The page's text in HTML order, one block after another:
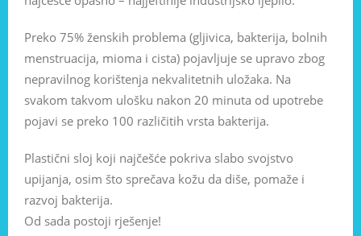
Preko 75% ženskih problema (gljivica, bakterija, bolnih
menstruacija, mioma i cista) pojavljuje se upravo zbog
nepravilnog korištenja nekvalitetnih uložaka. Na
svakom takvom ulošku nakon 20 minuta od upotrebe
pojavi se preko 100 različitih vrsta bakterija.
Plastični sloj koji najčešće pokriva slabo svojstvo
upijanja, osim što sprečava kožu da diše, pomaže i
razvoj bakterija.
Od sada postoji rješenje!